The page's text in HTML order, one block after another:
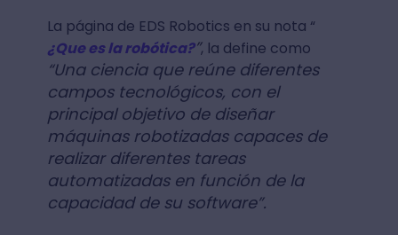
La página de EDS Robotics en su nota “
¿Que es la robótica?”, la define como
“Una ciencia que reúne diferentes
campos tecnológicos, con el
principal objetivo de diseñar
máquinas robotizadas capaces de
realizar diferentes tareas
automatizadas en función de la
capacidad de su software”.